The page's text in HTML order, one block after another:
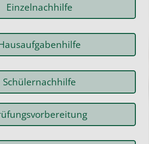
Einzelnachhilfe
Schülernachhilfe